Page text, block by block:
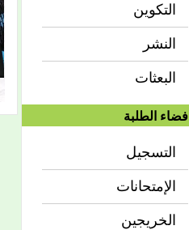
التكوين
النشر
البعثات
فضاء الطلبة
التسجيل
الإمتحانات
الخريجين